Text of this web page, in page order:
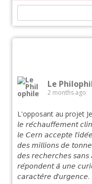
Le
2 months ago
L'opposant au projet
𝘭𝘦 𝘳𝘦́𝘤𝘩𝘢𝘶𝘧𝘧𝘦𝘮𝘦𝘯𝘵
𝘭𝘦 𝘊𝘦𝘳𝘯 𝘢𝘤𝘤𝘦𝘱𝘵𝘦
𝘥𝘦𝘴 𝘮𝘪𝘭𝘭𝘪𝘰𝘯𝘴 𝘥𝘦
𝘥𝘦𝘴 𝘳𝘦𝘤𝘩𝘦𝘳𝘤𝘩𝘦𝘴 𝘴𝘢𝘯𝘴
𝘳𝘦́𝘱𝘰𝘯𝘥𝘦𝘯𝘵 𝘢̀ 𝘶𝘯𝘦
𝘤𝘢𝘳𝘢𝘤𝘵𝘦̀𝘳𝘦 𝘥’𝘶𝘳𝘨𝘦𝘯𝘤𝘦.